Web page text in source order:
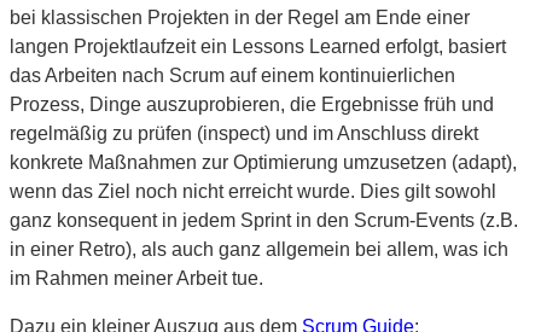
bei klassischen Projekten in der Regel am Ende einer
langen Projektlaufzeit ein Lessons Learned erfolgt, basiert
das Arbeiten nach Scrum auf einem kontinuierlichen
Prozess, Dinge auszuprobieren, die Ergebnisse früh und
regelmäßig zu prüfen (inspect) und im Anschluss direkt
konkrete Maßnahmen zur Optimierung umzusetzen (adapt),
wenn das Ziel noch nicht erreicht wurde. Dies gilt sowohl
ganz konsequent in jedem Sprint in den Scrum-Events (z.B.
in einer Retro), als auch ganz allgemein bei allem, was ich
im Rahmen meiner Arbeit tue.
Dazu ein kleiner Auszug aus dem Scrum Guide: